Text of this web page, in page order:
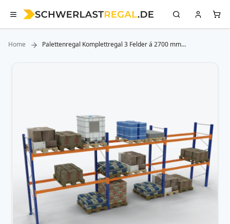
Home
Palettenregal Komplettregal 3 Felder á 2700 mm